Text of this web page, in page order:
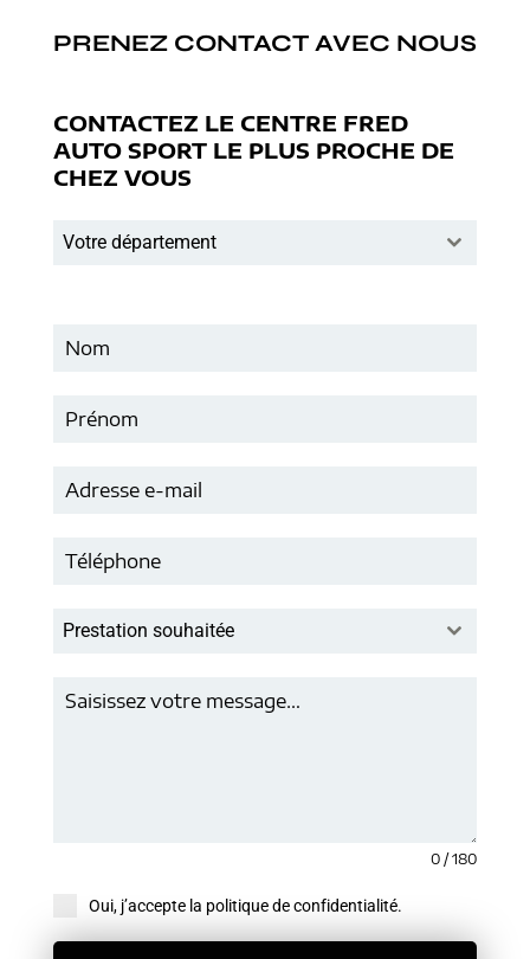
PRENEZ CONTACT AVEC NOUS
CONTACTEZ LE CENTRE FRED
AUTO SPORT LE PLUS PROCHE DE
CHEZ VOUS
Votre département
Prestation souhaitée
0 / 180
Oui, j’accepte la politique de confidentialité.